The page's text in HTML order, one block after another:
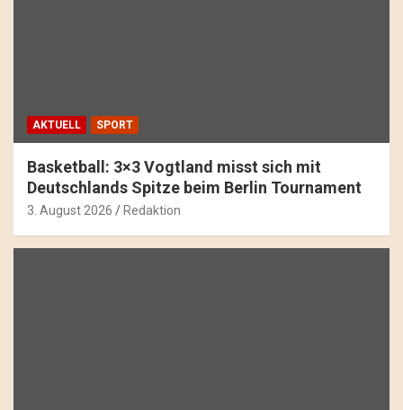
AKTUELL SPORT
Basketball: 3×3 Vogtland misst sich mit
Deutschlands Spitze beim Berlin Tournament
3. August 2026 Redaktion